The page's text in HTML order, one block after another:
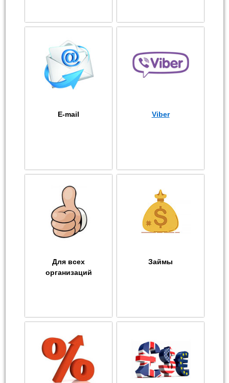
E-mail Viber
Для всех
организаций
Займы